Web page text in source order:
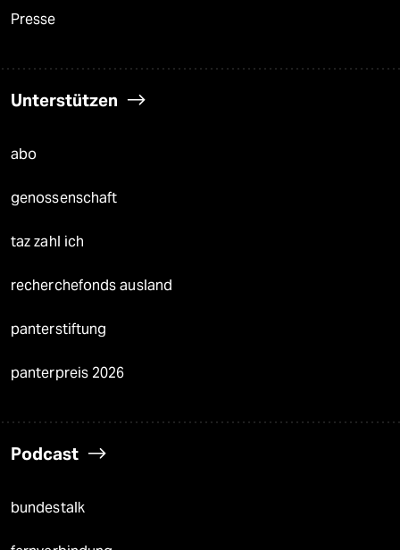
Presse
Unterstützen
abo
genossenschaft
taz zahl ich
recherchefonds ausland
panterstiftung
panterpreis 2026
Podcast
bundestalk